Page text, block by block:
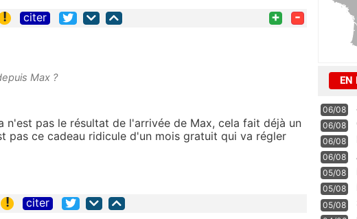
! citer + -
Max ?
n'est pas le résultat de l'arrivée de Max, cela fait déjà un
pas ce cadeau ridicule d'un mois gratuit qui va régler
! citer
EN
06/08
06/08
06/08
06/08
05/08
05/08
05/08